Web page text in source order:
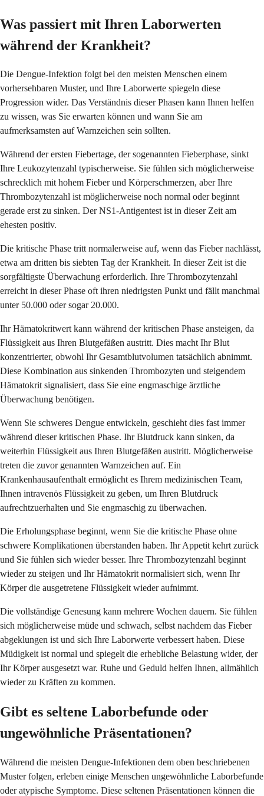
Was passiert mit Ihren Laborwerten
während der Krankheit?
Die Dengue-Infektion folgt bei den meisten Menschen einem
vorhersehbaren Muster, und Ihre Laborwerte spiegeln diese
Progression wider. Das Verständnis dieser Phasen kann Ihnen helfen
zu wissen, was Sie erwarten können und wann Sie am
aufmerksamsten auf Warnzeichen sein sollten.
Während der ersten Fiebertage, der sogenannten Fieberphase, sinkt
Ihre Leukozytenzahl typischerweise. Sie fühlen sich möglicherweise
schrecklich mit hohem Fieber und Körperschmerzen, aber Ihre
Thrombozytenzahl ist möglicherweise noch normal oder beginnt
gerade erst zu sinken. Der NS1-Antigentest ist in dieser Zeit am
ehesten positiv.
Die kritische Phase tritt normalerweise auf, wenn das Fieber nachlässt,
etwa am dritten bis siebten Tag der Krankheit. In dieser Zeit ist die
sorgfältigste Überwachung erforderlich. Ihre Thrombozytenzahl
erreicht in dieser Phase oft ihren niedrigsten Punkt und fällt manchmal
unter 50.000 oder sogar 20.000.
Ihr Hämatokritwert kann während der kritischen Phase ansteigen, da
Flüssigkeit aus Ihren Blutgefäßen austritt. Dies macht Ihr Blut
konzentrierter, obwohl Ihr Gesamtblutvolumen tatsächlich abnimmt.
Diese Kombination aus sinkenden Thrombozyten und steigendem
Hämatokrit signalisiert, dass Sie eine engmaschige ärztliche
Überwachung benötigen.
Wenn Sie schweres Dengue entwickeln, geschieht dies fast immer
während dieser kritischen Phase. Ihr Blutdruck kann sinken, da
weiterhin Flüssigkeit aus Ihren Blutgefäßen austritt. Möglicherweise
treten die zuvor genannten Warnzeichen auf. Ein
Krankenhausaufenthalt ermöglicht es Ihrem medizinischen Team,
Ihnen intravenös Flüssigkeit zu geben, um Ihren Blutdruck
aufrechtzuerhalten und Sie engmaschig zu überwachen.
Die Erholungsphase beginnt, wenn Sie die kritische Phase ohne
schwere Komplikationen überstanden haben. Ihr Appetit kehrt zurück
und Sie fühlen sich wieder besser. Ihre Thrombozytenzahl beginnt
wieder zu steigen und Ihr Hämatokrit normalisiert sich, wenn Ihr
Körper die ausgetretene Flüssigkeit wieder aufnimmt.
Die vollständige Genesung kann mehrere Wochen dauern. Sie fühlen
sich möglicherweise müde und schwach, selbst nachdem das Fieber
abgeklungen ist und sich Ihre Laborwerte verbessert haben. Diese
Müdigkeit ist normal und spiegelt die erhebliche Belastung wider, der
Ihr Körper ausgesetzt war. Ruhe und Geduld helfen Ihnen, allmählich
wieder zu Kräften zu kommen.
Gibt es seltene Laborbefunde oder
ungewöhnliche Präsentationen?
Während die meisten Dengue-Infektionen dem oben beschriebenen
Muster folgen, erleben einige Menschen ungewöhnliche Laborbefunde
oder atypische Symptome. Diese seltenen Präsentationen können die